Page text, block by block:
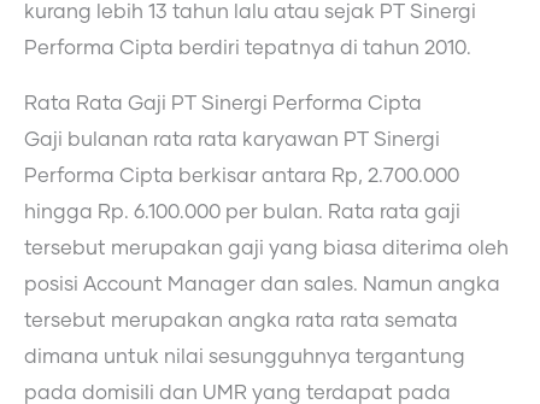
kurang lebih 13 tahun lalu atau sejak PT Sinergi
Performa Cipta berdiri tepatnya di tahun 2010.
Rata Rata Gaji PT Sinergi Performa Cipta
Gaji bulanan rata rata karyawan PT Sinergi
Performa Cipta berkisar antara Rp, 2.700.000
hingga Rp. 6.100.000 per bulan. Rata rata gaji
tersebut merupakan gaji yang biasa diterima oleh
posisi Account Manager dan sales. Namun angka
tersebut merupakan angka rata rata semata
dimana untuk nilai sesungguhnya tergantung
pada domisili dan UMR yang terdapat pada